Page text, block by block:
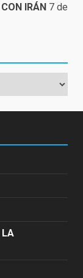
IRÁN 7 de
LA